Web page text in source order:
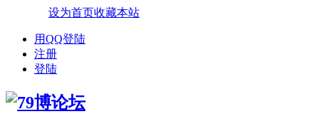
设为首页收藏本站
用QQ登陆
注册
登陆